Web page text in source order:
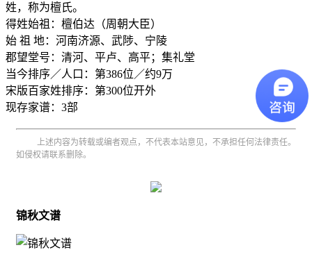
姓，称为檀氏。
得姓始祖：檀伯达（周朝大臣）
始 祖 地：河南济源、武陟、宁陵
郡望堂号：清河、平卢、高平；集礼堂
当今排序／人口：第386位／约9万
宋版百家姓排序：第300位开外
现存家谱：3部
上述内容为转载或编者观点，不代表本站意见，不承担任何法律责任。
如侵权请联系删除。
锦秋文谱